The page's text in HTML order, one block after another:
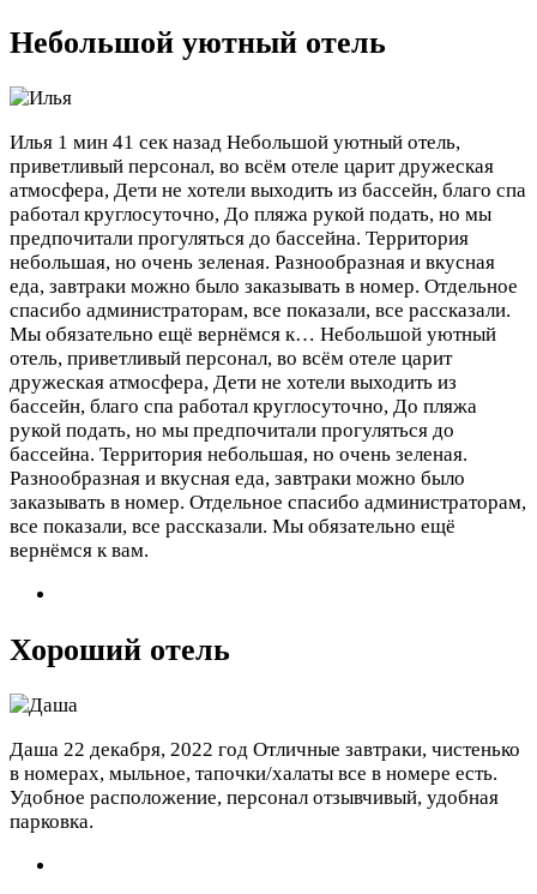
Небольшой уютный отель
Илья 1 мин 41 сек назад Небольшой уютный отель,
приветливый персонал, во всём отеле царит дружеская
атмосфера, Дети не хотели выходить из бассейн, благо спа
работал круглосуточно, До пляжа рукой подать, но мы
предпочитали прогуляться до бассейна. Территория
небольшая, но очень зеленая. Разнообразная и вкусная
еда, завтраки можно было заказывать в номер. Отдельное
спасибо администраторам, все показали, все рассказали.
Мы обязательно ещё вернёмся к… Небольшой уютный
отель, приветливый персонал, во всём отеле царит
дружеская атмосфера, Дети не хотели выходить из
бассейн, благо спа работал круглосуточно, До пляжа
рукой подать, но мы предпочитали прогуляться до
бассейна. Территория небольшая, но очень зеленая.
Разнообразная и вкусная еда, завтраки можно было
заказывать в номер. Отдельное спасибо администраторам,
все показали, все рассказали. Мы обязательно ещё
вернёмся к вам.
Хороший отель
Даша 22 декабря, 2022 год Отличные завтраки, чистенько
в номерах, мыльное, тапочки/халаты все в номере есть.
Удобное расположение, персонал отзывчивый, удобная
парковка.